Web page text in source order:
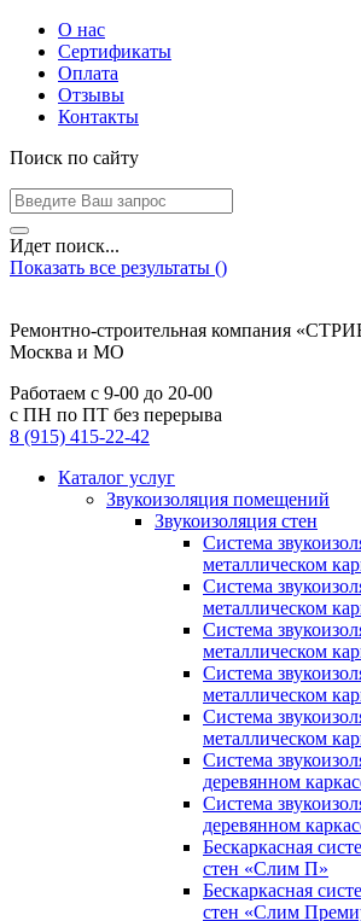
О нас
Сертификаты
Оплата
Отзывы
Контакты
Поиск по сайту
Идет поиск...
Показать все результаты ()
Ремонтно-строительная компания
Москва и МО
Работаем с 9-00 до 20-00
с ПН по ПТ без перерыва
8 (915) 415-22-42
Каталог услуг
Звукоизоляция помещений
Звукоизоляция стен
Система
металлическом
Система
металлическом
Система
металлическом
Система
металлическом
Система
металлическом
Система
деревянном
Система
деревянном
Бескаркасная
стен «Слим П»
Бескаркасная
стен «Слим